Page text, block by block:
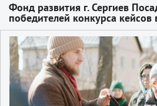
Фонд развития г. Сергиев
победителей конкурса кейсов
проекта «Открываем Россию
2